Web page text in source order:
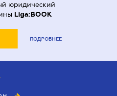
юридический
Liga:BOOK
ПОДРОБНЕЕ